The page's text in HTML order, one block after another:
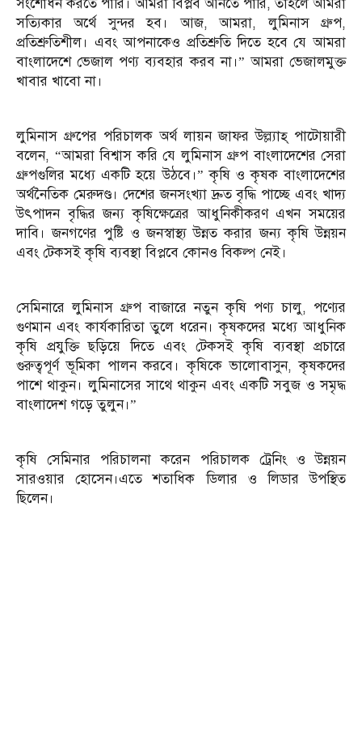
সংশোধন করতে পারি। আমরা বিপ্লব আনতে পারি, তাহলে আমরা
সত্যিকার অর্থে সুন্দর হব। আজ, আমরা, লুমিনাস গ্রুপ,
প্রতিশ্রুতিশীল। এবং আপনাকেও প্রতিশ্রুতি দিতে হবে যে আমরা
বাংলাদেশে ভেজাল পণ্য ব্যবহার করব না।” আমরা ভেজালমুক্ত
খাবার খাবো না।
লুমিনাস গ্রুপের পরিচালক অর্থ লায়ন জাফর উল্ল্যাহ্ পাটোয়ারী
বলেন, “আমরা বিশ্বাস করি যে লুমিনাস গ্রুপ বাংলাদেশের সেরা
গ্রুপগুলির মধ্যে একটি হয়ে উঠবে।” কৃষি ও কৃষক বাংলাদেশের
অর্থনৈতিক মেরুদণ্ড। দেশের জনসংখ্যা দ্রুত বৃদ্ধি পাচ্ছে এবং খাদ্য
উৎপাদন বৃদ্ধির জন্য কৃষিক্ষেত্রের আধুনিকীকরণ এখন সময়ের
দাবি। জনগণের পুষ্টি ও জনস্বাস্থ্য উন্নত করার জন্য কৃষি উন্নয়ন
এবং টেকসই কৃষি ব্যবস্থা বিপ্লবে কোনও বিকল্প নেই।
সেমিনারে লুমিনাস গ্রুপ বাজারে নতুন কৃষি পণ্য চালু, পণ্যের
গুণমান এবং কার্যকারিতা তুলে ধরেন। কৃষকদের মধ্যে আধুনিক
কৃষি প্রযুক্তি ছড়িয়ে দিতে এবং টেকসই কৃষি ব্যবস্থা প্রচারে
গুরুত্বপূর্ণ ভূমিকা পালন করবে। কৃষিকে ভালোবাসুন, কৃষকদের
পাশে থাকুন। লুমিনাসের সাথে থাকুন এবং একটি সবুজ ও সমৃদ্ধ
বাংলাদেশ গড়ে তুলুন।”
কৃষি সেমিনার পরিচালনা করেন পরিচালক ট্রেনিং ও উন্নয়ন
সারওয়ার হোসেন।এতে শতাধিক ডিলার ও লিডার উপস্থিত
ছিলেন।